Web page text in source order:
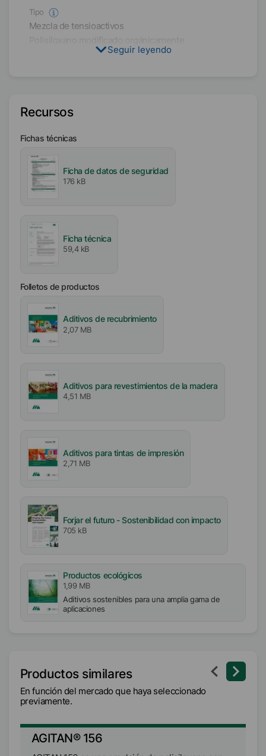
Tipo
Mezcla de tensioactivos
Agua
Contenido activo / sólido
40
Disponibilidad
Asia/Oceanía
Incorporación
Sin aceite mineral
Sin COV
Libre de APE
Seguir leyendo
Recursos
Fichas técnicas
Ficha de datos de seguridad
176 kB
Ficha técnica
59,4 kB
Folletos de productos
Aditivos de recubrimiento
2,07 MB
Aditivos para revestimientos de la madera
4,51 MB
Aditivos para tintas de impresión
2,71 MB
Forjar el futuro - Sostenibilidad con impacto
705 kB
Productos ecológicos
1,99 MB
Aditivos sostenibles para una amplia gama de
aplicaciones
Productos similares
En función del mercado que haya seleccionado
previamente.
AGITAN® 156